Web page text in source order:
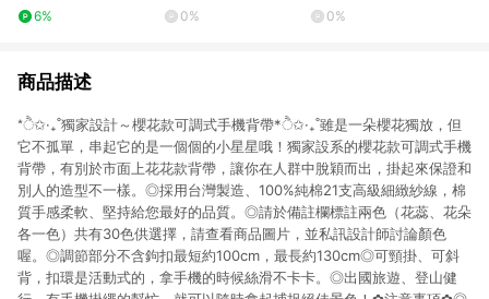
包 帆布包 德洋資訊
6%
0%
0%
商品描述
*ੈ✩·₊˚獨家設計～櫻花款可調式手機背帶*ੈ✩·₊˚雖是一朵櫻花獨放，但
它不孤單，串起它的是一個個的小星星哦！獨家設系的櫻花款可調式手機
背帶，有別於市面上花花款背帶，讓你在人群中脫穎而出，掛起來保證和
別人的造型不一樣。◎採用台灣製造、100%純棉21支高級細緻紗線，棉
質手感柔軟、堅持給您最好的品質。◎請於備註欄標註兩色（花蕊、花朵
各一色）共有30色供選擇，請查看商品圖片，並私訊設計師討論顏色
喔。◎調節部分不含鉤扣最短約100cm，最長約130cm◎可頸掛、可斜
背，扣環是活動式的，拿手機的時候絲滑不卡卡。◎出國旅遊、登山健